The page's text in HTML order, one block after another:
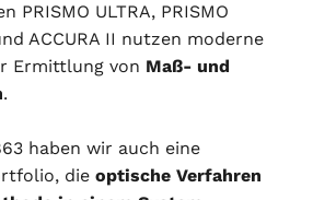
PRISMO ULTRA, PRISMO
ACCURA II nutzen moderne
Ermittlung von Maß- und
.
haben wir auch eine
die optische Verfahren